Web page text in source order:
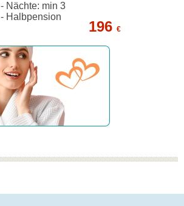
- Nächte: min 3
- Halbpension
196 €